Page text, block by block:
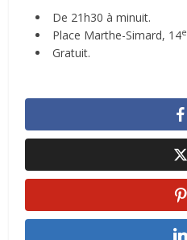
De 21h30 à minuit.
Place Marthe-Simard, 14e
Gratuit.